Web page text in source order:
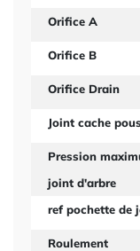
Orifice A
Orifice B
Orifice Drain
Joint cache
Pression
joint d'arbre
ref pochette de
Roulement